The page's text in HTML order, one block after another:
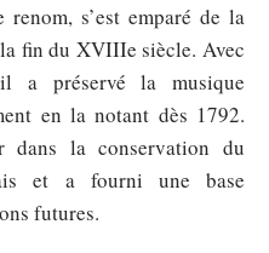
s’est emparé de la
fin du XVIIIe siècle. Avec
a préservé la musique
en la notant dès 1792.
la conservation du
et a fourni une base
futures.